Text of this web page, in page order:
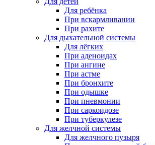
Для ребёнка
При вскармливании
При рахите
Для дыхательной системы
Для лёгких
При аденоидах
При ангине
При астме
При бронхите
При одышке
При пневмонии
При саркоидозе
При туберкулезе
Для желчной системы
Для желчного пузыря